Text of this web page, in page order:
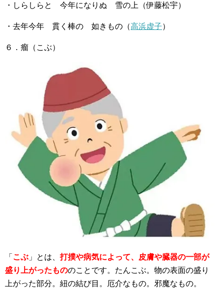
・しらしらと 今年になりぬ 雪の上（伊藤松宇）
・去年今年 貫く棒の 如きもの（高浜虚子）
６．瘤（こぶ）
「 こぶ 」とは、打撲や病気によって、皮膚や臓器の一部が
盛り上がったもののことです。たんこぶ。物の表面の盛り
上がった部分。紐の結び目。厄介なもの。邪魔なもの。